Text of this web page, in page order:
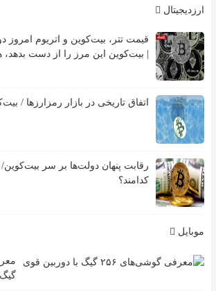
ارزدیجیتال
| بیت‌کوین این مرز را از دست بدهد،
اتفاق تاریخی در بازار رمزارزها /
کدامند؟
موبایل